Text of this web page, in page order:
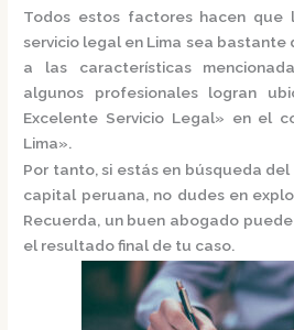
Todos estos factores hacen que
servicio legal en Lima sea bastante
a las características
algunos profesionales logran
Excelente Servicio Legal» en el
Lima».
Por tanto, si estás en búsqueda
capital peruana, no dudes en
Recuerda, un buen abogado
el resultado final de tu caso.